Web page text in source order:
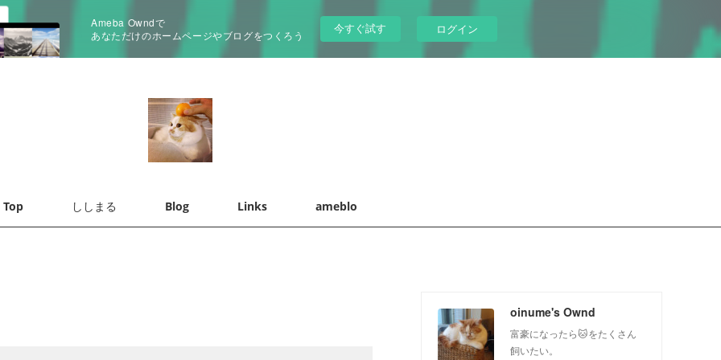
Ameba Owndで
あなただけのホームページやブログをつくろう
今すぐ試す ログイン
Top ししまる Blog Links ameblo
oinume's Ownd
富豪になったら🐱をたくさん
飼いたい。